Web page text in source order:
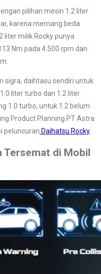
pilihan mesin 1.2 liter
karena memang beda
liter milik Rocky punya
Nm pada 4.500 rpm dan
sigra, daihtasu sendiri untuk
liter turbo dan 1.2 liter.
1.0 turbo, untuk 1.2 belum
Product Planning PT Astra
peluncuran Daihatsu Rocky.
Tersemat di Mobil